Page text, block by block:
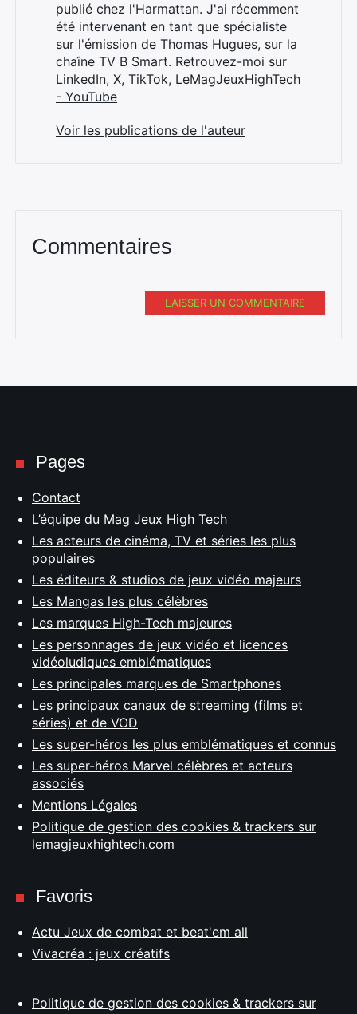
publié chez l'Harmattan. J'ai récemment
été intervenant en tant que spécialiste
sur l'émission de Thomas Hugues, sur la
chaîne TV B Smart. Retrouvez-moi sur
LinkedIn, X, TikTok, LeMagJeuxHighTech
- YouTube
Voir les publications de l'auteur
Commentaires
LAISSER UN COMMENTAIRE
Pages
Contact
L’équipe du Mag Jeux High Tech
Les acteurs de cinéma, TV et séries les plus
populaires
Les éditeurs & studios de jeux vidéo majeurs
Les Mangas les plus célèbres
Les marques High-Tech majeures
Les personnages de jeux vidéo et licences
vidéoludiques emblématiques
Les principales marques de Smartphones
Les principaux canaux de streaming (films et
séries) et de VOD
Les super-héros les plus emblématiques et connus
Les super-héros Marvel célèbres et acteurs
associés
Mentions Légales
Politique de gestion des cookies & trackers sur
lemagjeuxhightech.com
Favoris
Actu Jeux de combat et beat'em all
Vivacréa : jeux créatifs
Politique de gestion des cookies & trackers sur